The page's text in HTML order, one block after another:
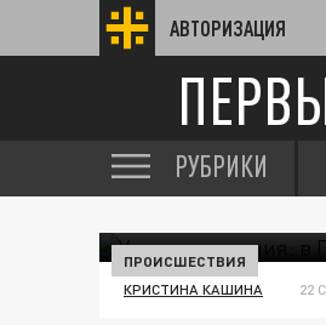
АВТОРИЗАЦИЯ
РУБРИКИ
ПРОИСШЕСТВИЯ
КРИСТИНА КАШИНА 22